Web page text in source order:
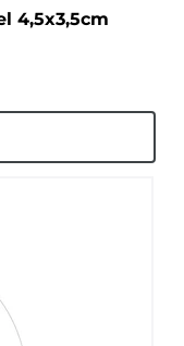
4,5x3,5cm